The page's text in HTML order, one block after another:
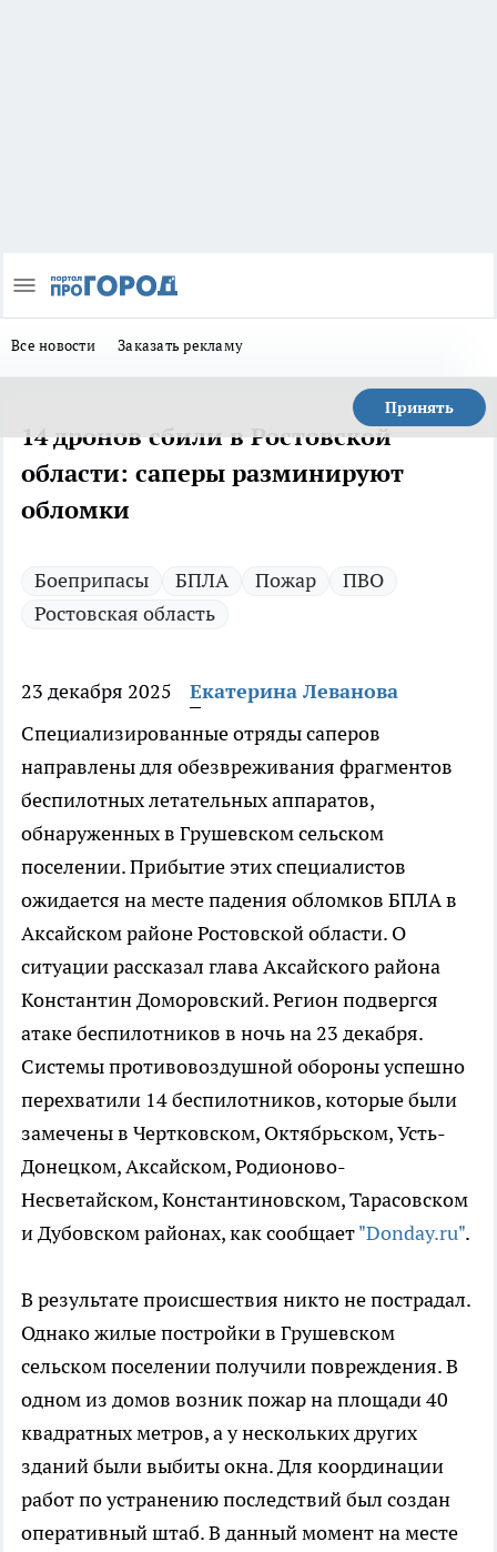
Все новости Заказать рекламу
Принять
14 дронов сбили в Ростовской
области: саперы разминируют
обломки
Боеприпасы БПЛА Пожар
ПВО
Ростовская область
23 декабря 2025
Екатерина Леванова
Специализированные отряды саперов
направлены для обезвреживания фрагментов
беспилотных летательных аппаратов,
обнаруженных в Грушевском сельском
поселении. Прибытие этих специалистов
ожидается на месте падения обломков БПЛА в
Аксайском районе Ростовской области. О
ситуации рассказал глава Аксайского района
Константин Доморовский. Регион подвергся
атаке беспилотников в ночь на 23 декабря.
Системы противовоздушной обороны успешно
перехватили 14 беспилотников, которые были
замечены в Чертковском, Октябрьском, Усть-
Донецком, Аксайском, Родионово-
Несветайском, Константиновском, Тарасовском
и Дубовском районах, как сообщает"Donday.ru".
В результате происшествия никто не пострадал.
Однако жилые постройки в Грушевском
сельском поселении получили повреждения. В
одном из домов возник пожар на площади 40
квадратных метров, а у нескольких других
зданий были выбиты окна. Для координации
работ по устранению последствий был создан
оперативный штаб. В данный момент на месте